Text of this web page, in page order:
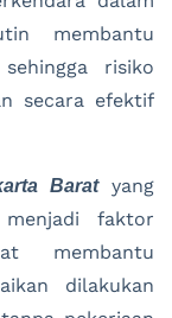
membantu
risiko
secara efektif
Baratyang
faktor
membantu
dilakukan